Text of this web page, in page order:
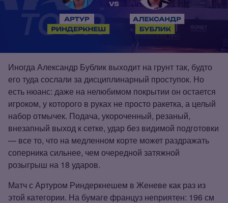
Иногда Александр Бублик выходит на грунт так, будто
его туда сослали за дисциплинарный проступок. Но
есть нюанс: даже на нелюбимом покрытии он остается
игроком, у которого в руках не просто ракетка, а целый
набор отмычек. Подача, укороченный, резаный,
внезапный выход к сетке, удар без видимой подготовки
— все то, что на медленном корте может раздражать
соперника сильнее, чем очередной затяжной
розыгрыш на 18 ударов.
Матч с Артуром Риндеркнешем в Женеве как раз из
этой категории. На бумаге француз неприятен: 196 см